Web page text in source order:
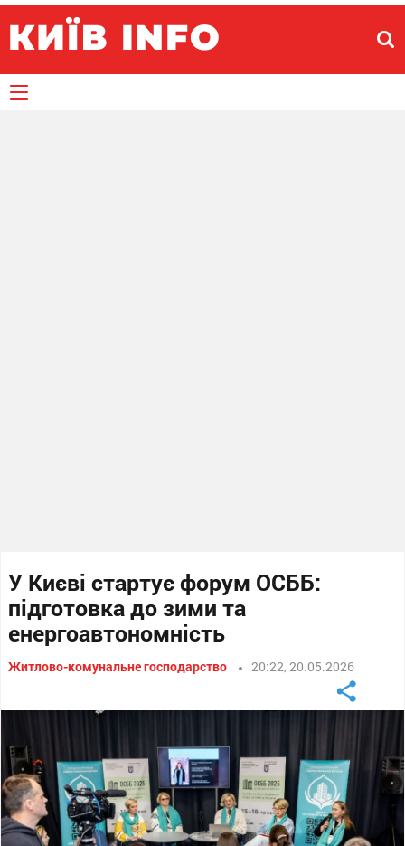
У Києві стартує форум ОСББ:
підготовка до зими та
енергоавтономність
Житлово-комунальне господарство 20:22, 20.05.2026